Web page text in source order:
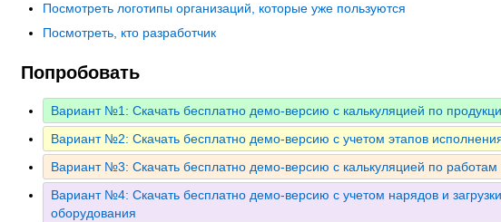
Посмотреть логотипы организаций, которые уже пользуются
Посмотреть, кто разработчик
Попробовать
Вариант №1: Скачать бесплатно демо-версию с калькуляцией по
Вариант №2: Скачать бесплатно демо-версию с учетом этапов
Вариант №3: Скачать бесплатно демо-версию с калькуляцией по работам
Вариант №4: Скачать бесплатно демо-версию с учетом нарядов и загрузки
оборудования